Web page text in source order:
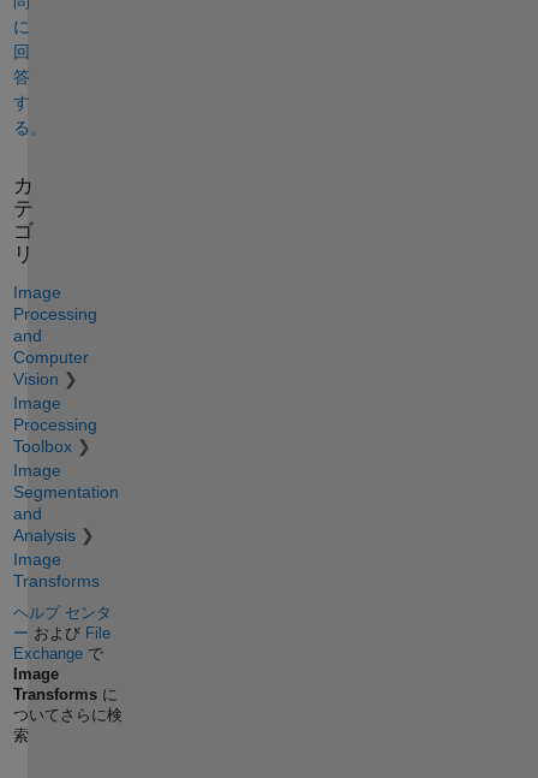
に
回
答
す
る。
カ
テ
ゴ
リ
Image
Processing
and
Computer
Vision
Image
Processing
Toolbox
Image
Segmentation
and
Analysis
Image
Transforms
ヘルプ センタ
ー および File
Exchangeで
Image
Transformsに
ついてさらに検
索